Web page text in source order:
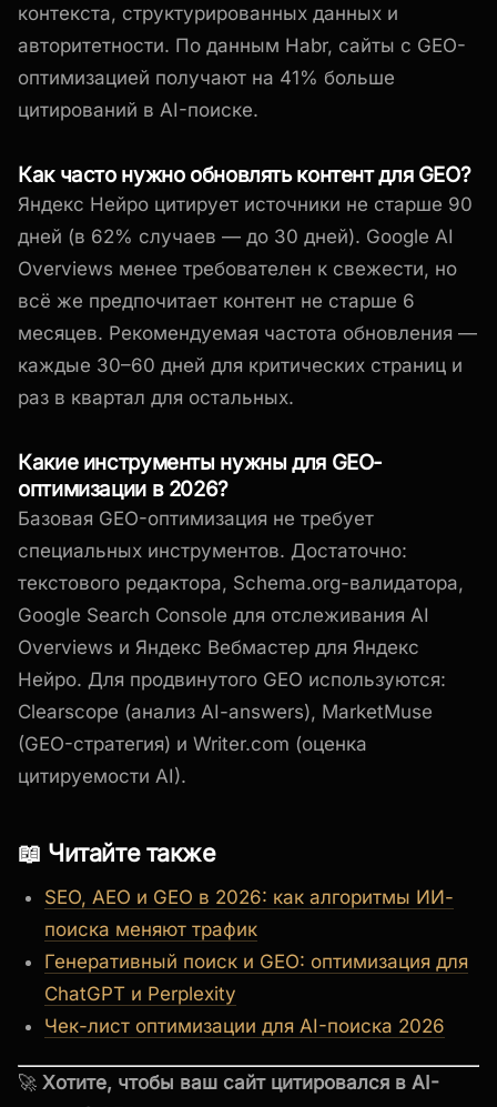
контекста, структурированных данных и
авторитетности. По данным Habr, сайты с GEO-
оптимизацией получают на 41% больше
цитирований в AI-поиске.
Как часто нужно обновлять контент для GEO?
Яндекс Нейро цитирует источники не старше 90
дней (в 62% случаев — до 30 дней). Google AI
Overviews менее требователен к свежести, но
всё же предпочитает контент не старше 6
месяцев. Рекомендуемая частота обновления —
каждые 30–60 дней для критических страниц и
раз в квартал для остальных.
Какие инструменты нужны для GEO-
оптимизации в 2026?
Базовая GEO-оптимизация не требует
специальных инструментов. Достаточно:
текстового редактора, Schema.org-валидатора,
Google Search Console для отслеживания AI
Overviews и Яндекс Вебмастер для Яндекс
Нейро. Для продвинутого GEO используются:
Clearscope (анализ AI-answers), MarketMuse
(GEO-стратегия) и Writer.com (оценка
цитируемости AI).
📖 Читайте также
SEO, AEO и GEO в 2026: как алгоритмы ИИ-
поиска меняют трафик
Генеративный поиск и GEO: оптимизация для
ChatGPT и Perplexity
Чек-лист оптимизации для AI-поиска 2026
🚀 Хотите, чтобы ваш сайт цитировался в AI-